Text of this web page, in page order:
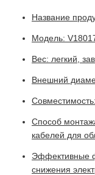
Название
Модель:
Вес: легкий,
Внешний
Способ
кабелей для
Эффективные
снижения